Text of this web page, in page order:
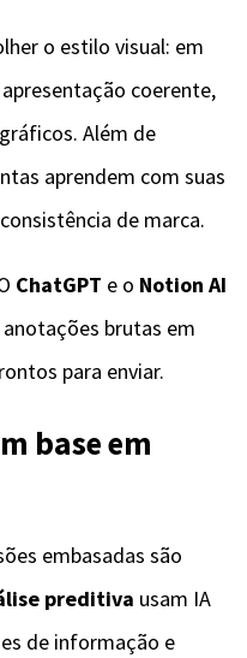
o estilo visual: em
coerente,
Além de
aprendem com suas
de marca.
ChatGPT e o Notion AI
brutas em
para enviar.
base em
embasadas são
preditiva usam IA
de informação e